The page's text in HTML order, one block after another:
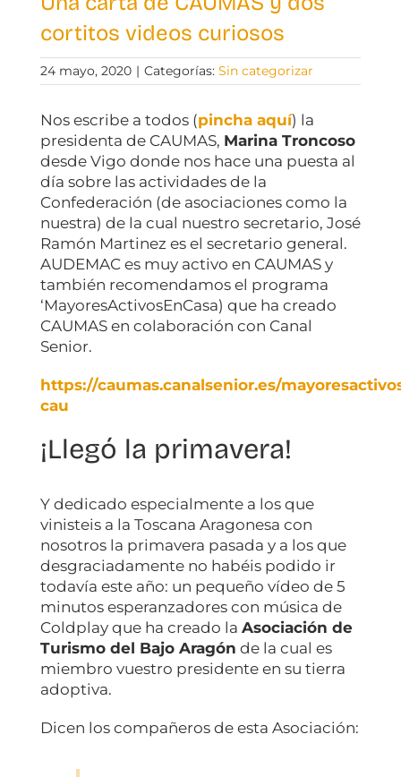
cortitos videos curiosos
24 mayo, 2020 | Categorías: Sin categorizar
Nos escribe a todos (pincha aquí) la
presidenta de CAUMAS, Marina Troncoso
desde Vigo donde nos hace una puesta al
día sobre las actividades de la
Confederación (de asociaciones como la
nuestra) de la cual nuestro secretario, José
Ramón Martinez es el secretario general.
AUDEMAC es muy activo en CAUMAS y
también recomendamos el programa
‘MayoresActivosEnCasa) que ha creado
CAUMAS en colaboración con Canal
Senior.
https://caumas.canalsenior.es/
cau
¡Llegó la primavera!
Y dedicado especialmente a los que
vinisteis a la Toscana Aragonesa con
nosotros la primavera pasada y a los que
desgraciadamente no habéis podido ir
todavía este año: un pequeño vídeo de 5
minutos esperanzadores con música de
Coldplay que ha creado la Asociación de
Turismo del Bajo Aragón de la cual es
miembro vuestro presidente en su tierra
adoptiva.
Dicen los compañeros de esta Asociación: